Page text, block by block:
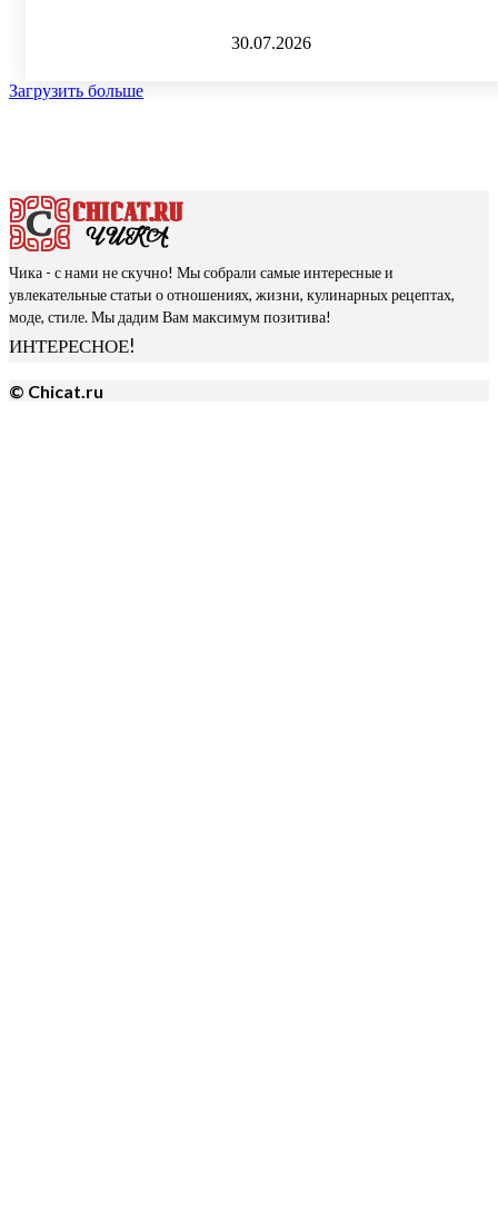
30.07.2026
Загрузить больше
Чика - с нами не скучно! Мы собрали самые интересные и
увлекательные статьи о отношениях, жизни, кулинарных рецептах,
моде, стиле. Мы дадим Вам максимум позитива!
ИНТЕРЕСНОЕ!
© Chicat.ru